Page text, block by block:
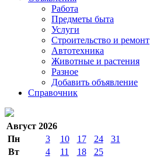
Работа
Предметы быта
Услуги
Строительство и ремонт
Автотехника
Животные и растения
Разное
Добавить объявление
Справочник
Август 2026
Пн
3 10 17 24
31
Вт
4 11 18
25